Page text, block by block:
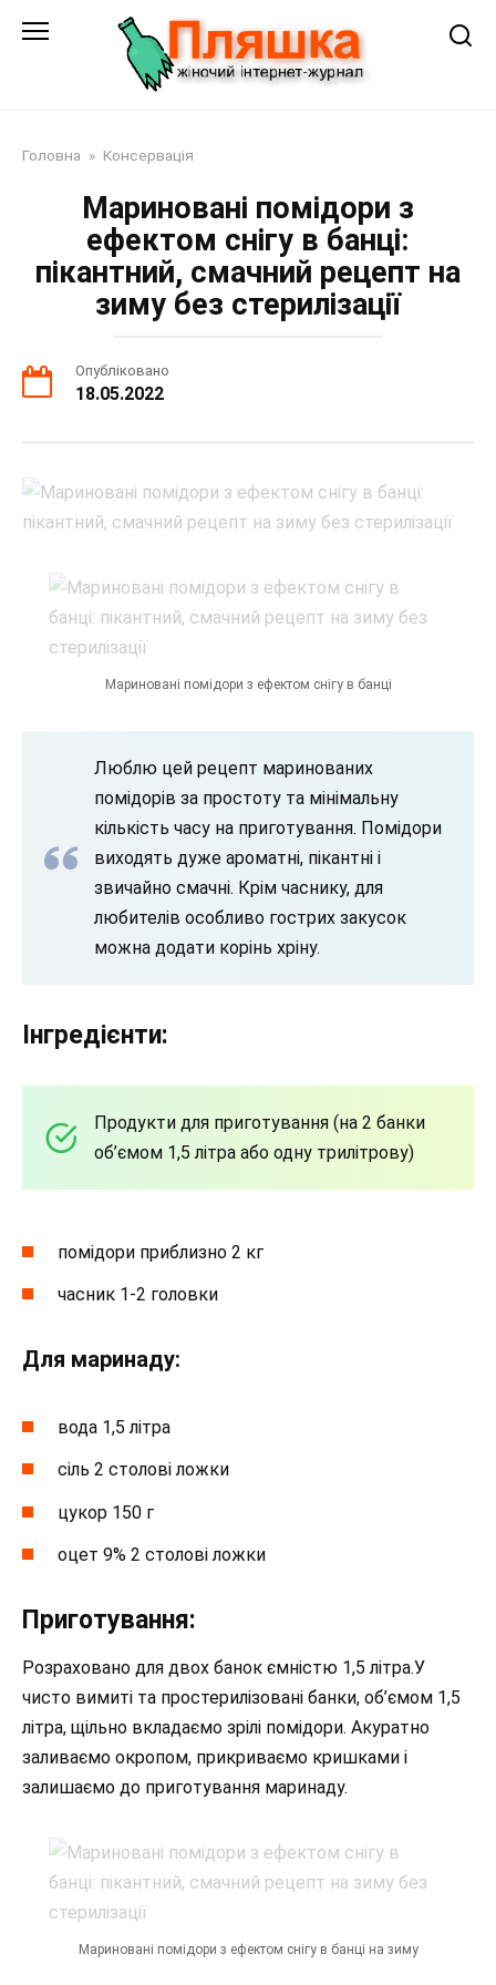
Головна » Консервація
Мариновані помідори з
ефектом снігу в банці:
пікантний, смачний рецепт на
зиму без стерилізації
Опубліковано
18.05.2022
Мариновані помідори з ефектом снігу в банці
Люблю цей рецепт маринованих
помідорів за простоту та мінімальну
кількість часу на приготування. Помідори
виходять дуже ароматні, пікантні і
звичайно смачні. Крім часнику, для
любителів особливо гострих закусок
можна додати корінь хріну.
Інгредієнти:
Продукти для приготування (на 2 банки
об’ємом 1,5 літра або одну трилітрову)
помідори приблизно 2 кг
часник 1-2 головки
Для маринаду:
вода 1,5 літра
сіль 2 столові ложки
цукор 150 г
оцет 9% 2 столові ложки
Приготування:
Розраховано для двох банок ємністю 1,5 літра.У
чисто вимиті та простерилізовані банки, об’ємом 1,5
літра, щільно вкладаємо зрілі помідори. Акуратно
заливаємо окропом, прикриваємо кришками і
залишаємо до приготування маринаду.
Мариновані помідори з ефектом снігу в банці на зиму